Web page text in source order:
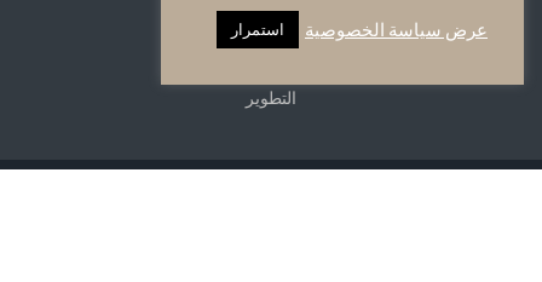
التطوير
عرض سياسة الخصوصية استمرار